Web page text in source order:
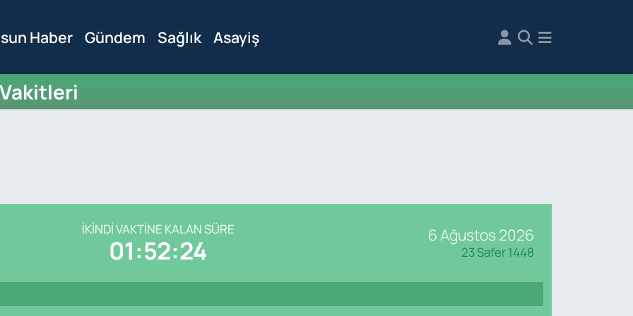
Haber Gündem Sağlık Asayiş
İKINDI VAKTINE KALAN SÜRE
01:52:24 6 Ağustos 2026
23 Safer 1448